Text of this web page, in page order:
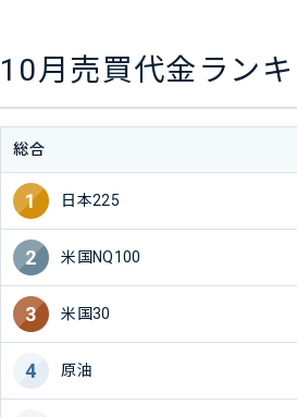
10月売買代金ラン
総合
日本225
米国NQ100
米国30
原油